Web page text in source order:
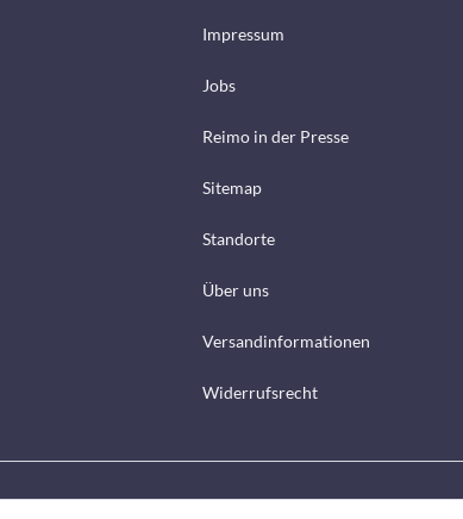
Impressum
Jobs
Reimo in der Presse
Sitemap
Standorte
Über uns
Versandinformationen
Widerrufsrecht